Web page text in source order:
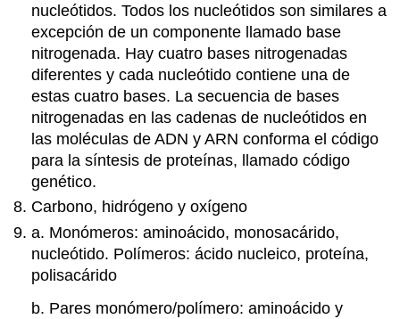
nucleótidos. Todos los nucleótidos son similares a
excepción de un componente llamado base
nitrogenada. Hay cuatro bases nitrogenadas
diferentes y cada nucleótido contiene una de
estas cuatro bases. La secuencia de bases
nitrogenadas en las cadenas de nucleótidos en
las moléculas de ADN y ARN conforma el código
para la síntesis de proteínas, llamado código
genético.
Carbono, hidrógeno y oxígeno
a. Monómeros: aminoácido, monosacárido,
nucleótido. Polímeros: ácido nucleico, proteína,
polisacárido
b. Pares monómero/polímero: aminoácido y